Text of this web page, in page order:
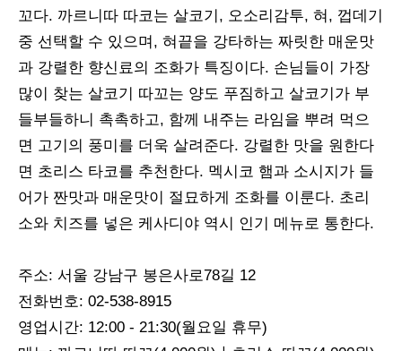
꼬다. 까르니따 따코는 살코기, 오소리감투, 혀, 껍데기
중 선택할 수 있으며, 혀끝을 강타하는 짜릿한 매운맛
과 강렬한 향신료의 조화가 특징이다. 손님들이 가장
많이 찾는 살코기 따꼬는 양도 푸짐하고 살코기가 부
들부들하니 촉촉하고, 함께 내주는 라임을 뿌려 먹으
면 고기의 풍미를 더욱 살려준다. 강렬한 맛을 원한다
면 초리스 타코를 추천한다. 멕시코 햄과 소시지가 들
어가 짠맛과 매운맛이 절묘하게 조화를 이룬다. 초리
소와 치즈를 넣은 케사디야 역시 인기 메뉴로 통한다.
주소: 서울 강남구 봉은사로78길 12
전화번호: 02-538-8915
영업시간: 12:00 - 21:30(월요일 휴무)